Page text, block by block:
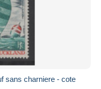
sans charniere - cote